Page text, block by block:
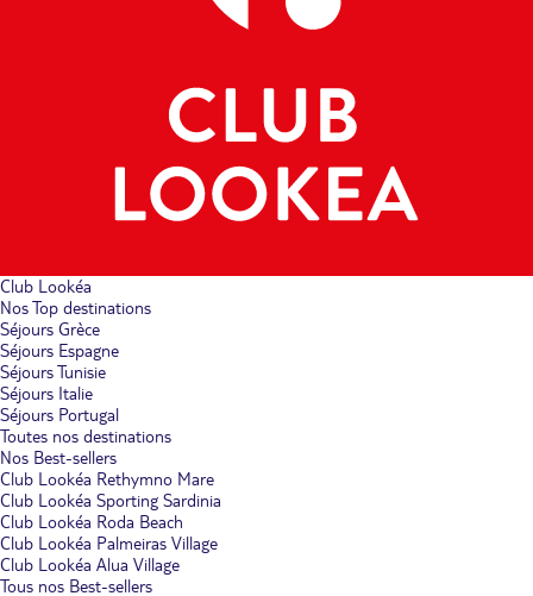
Club Lookéa
Nos Top destinations
Séjours Grèce
Séjours Espagne
Séjours Tunisie
Séjours Italie
Séjours Portugal
Toutes nos destinations
Nos Best-sellers
Club Lookéa Rethymno Mare
Club Lookéa Sporting Sardinia
Club Lookéa Roda Beach
Club Lookéa Palmeiras Village
Club Lookéa Alua Village
Tous nos Best-sellers